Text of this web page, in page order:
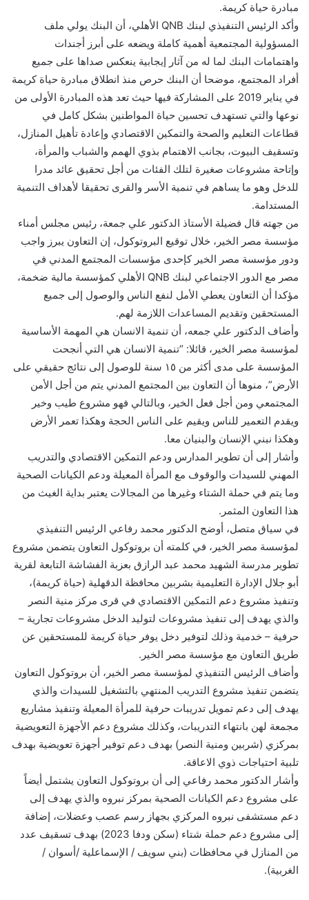
مبادرة حياة كريمة.
وأكد الرئيس التنفيذي لبنك QNB الأهلي، أن البنك يولي ملف
المسؤولية المجتمعية أهمية كاملة ويضعه على أبرز أجندات
واهتمامات البنك لما له من آثار إيجابية ينعكس صداها على جميع
أفراد المجتمع، موضحا أن البنك حرص منذ انطلاق مبادرة حياة كريمة
في يناير 2019 على المشاركة فيها حيث تعد هذه المبادرة الأولى من
نوعها والتي تستهدف تحسين حياة المواطنين بشكل كامل في
قطاعات التعليم والصحة والتمكين الاقتصادي وإعادة تأهيل المنازل،
وتسقيف البيوت، بجانب الاهتمام بذوي الهمم والشباب والمرأة،
وإتاحة مشروعات صغيرة لتلك الفئات من أجل تحقيق عائد مدرا
للدخل وهو ما يساهم في تنمية الأسر والقرى تحقيقا لأهداف التنمية
المستدامة.
من جهته قال فضيلة الأستاذ الدكتور علي جمعة، رئيس مجلس أمناء
مؤسسة مصر الخير، خلال توقيع البروتوكول، إن التعاون يبرز واجب
ودور مؤسسة مصر الخير كإحدى مؤسسات المجتمع المدني في
مصر مع الدور الاجتماعي لبنك QNB الأهلي كمؤسسة مالية ضخمة،
مؤكدا أن التعاون يعطي الأمل لنفع الناس والوصول إلى جميع
المستحقين وتقديم المساعدات اللازمة لهم.
وأضاف الدكتور علي جمعه، أن تنمية الانسان هي المهمة الأساسية
لمؤسسة مصر الخير، قائلا: “تنمية الانسان هي التي أنجحت
المؤسسة على مدى أكثر من ١٥ سنة للوصول إلى نتائج حقيقي على
الأرض”، منوها أن التعاون بين المجتمع المدني يتم من أجل الأمن
المجتمعي ومن أجل فعل الخير، وبالتالي فهو مشروع طيب وخير
ويقدم التعمير للناس ويقيم على الناس الحجة وهكذا تعمر الأرض
وهكذا نبني الإنسان والبنيان معا.
وأشار إلى أن تطوير المدارس ودعم التمكين الاقتصادي والتدريب
المهني للسيدات والوقوف مع المرأة المعيلة ودعم الكيانات الصحية
وما يتم في حملة الشتاء وغيرها من المجالات يعتبر بداية الغيث من
هذا التعاون المثمر.
في سياق متصل، أوضح الدكتور محمد رفاعي الرئيس التنفيذي
لمؤسسة مصر الخير، في كلمته أن بروتوكول التعاون يتضمن مشروع
تطوير مدرسة الشهيد محمد عبد الرازق بعزبة الفشاشة التابعة لقرية
أبو جلال الإدارة التعليمية بشربين محافظة الدقهلية (حياة كريمة)،
وتنفيذ مشروع دعم التمكين الاقتصادي في قرى مركز منية النصر
والذي يهدف إلى تنفيذ مشروعات لتوليد الدخل مشروعات تجارية –
حرفية – خدمية وذلك لتوفير دخل يوفر حياة كريمة للمستحقين عن
طريق التعاون مع مؤسسة مصر الخير.
وأضاف الرئيس التنفيذي لمؤسسة مصر الخير، أن بروتوكول التعاون
يتضمن تنفيذ مشروع التدريب المنتهي بالتشغيل للسيدات والذي
يهدف إلى دعم تمويل تدريبات حرفية للمرأة المعيلة وتنفيذ مشاريع
مجمعة لهن بانتهاء التدريبات، وكذلك مشروع دعم الأجهزة التعويضية
بمركزي (شربين ومنية النصر) بهدف دعم توفير أجهزة تعويضية بهدف
تلبية احتياجات ذوي الاعاقة.
وأشار الدكتور محمد رفاعي إلى أن بروتوكول التعاون يشتمل أيضاً
على مشروع دعم الكيانات الصحية بمركز نبروه والذي يهدف إلى
دعم مستشفى نبروه المركزي بجهاز رسم عصب وعضلات، إضافة
إلى مشروع دعم حملة شتاء (سكن ودفا 2023) بهدف تسقيف عدد
من المنازل في محافظات (بني سويف / الإسماعلية /أسوان /
الغربية).